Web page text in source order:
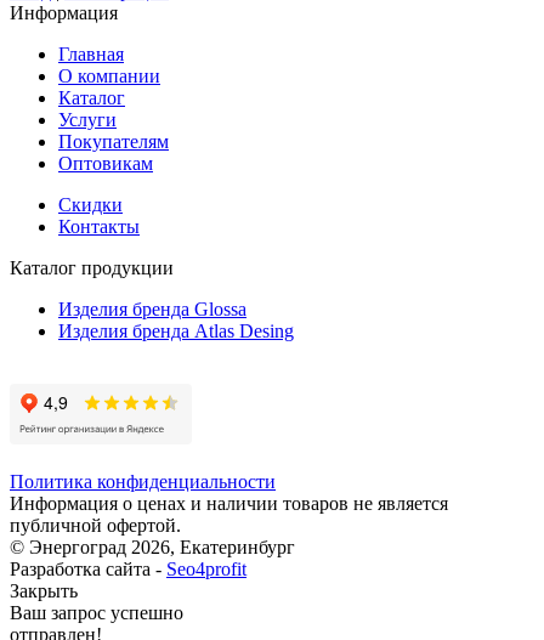
Информация
Главная
О компании
Каталог
Услуги
Покупателям
Оптовикам
Скидки
Контакты
Каталог продукции
Изделия бренда Glossa
Изделия бренда Atlas Desing
Политика конфиденциальности
Информация о ценах и наличии товаров не является
публичной офертой.
© Энергоград 2026, Екатеринбург
Разработка сайта - Seo4profit
Закрыть
Ваш запрос успешно
отправлен!